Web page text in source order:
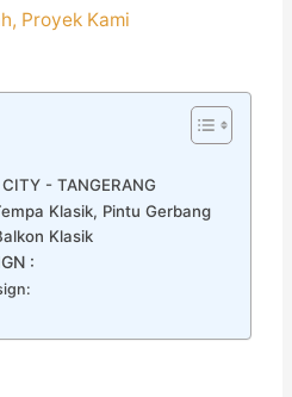
, Proyek Kami
- TANGERANG
Klasik, Pintu Gerbang
Klasik
: